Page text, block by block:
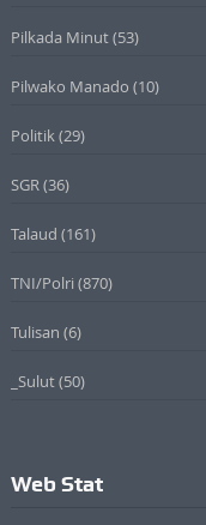
Pilkada Minut(53)
Pilwako Manado (10)
Politik (29)
SGR (36)
Talaud (161)
TNI/Polri (870)
Tulisan (6)
_Sulut(50)
Web Stat